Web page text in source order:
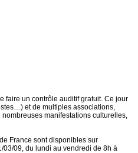
faire un contrôle auditif gratuit. Ce jour
et de multiples associations,
manifestations culturelles,
France sont disponibles sur
03/09, du lundi au vendredi de 8h à